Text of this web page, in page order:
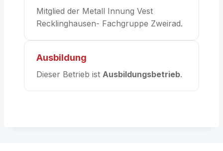
Mitglied der Metall Innung Vest
Recklinghausen- Fachgruppe Zweirad.
Ausbildung
Dieser Betrieb ist Ausbildungsbetrieb.